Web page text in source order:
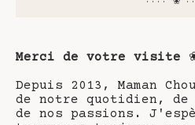
···· ❀
Merci de votre visite
Depuis 2013, Maman
de notre quotidien,
de nos passions.